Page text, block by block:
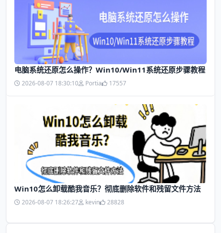
电脑系统还原怎么操作？Win10/Win11系统还原步骤教程
2026-08-07 18:30:10 Portia 17557
Win10怎么卸载酷我音乐？彻底删除软件和残留文件方法
2026-08-07 18:26:27 kevin 28828